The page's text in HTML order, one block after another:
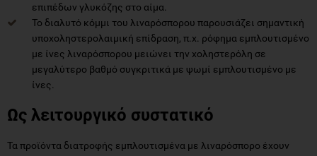
επιπέδων γλυκόζης στο αίμα.
Το διαλυτό κόμμι του λιναρόσπορου παρουσιάζει σημαντική
υποχοληστερολαιμική επίδραση, π.χ. ρόφημα εμπλουτισμένο
με ίνες λιναρόσπορου μειώνει την χοληστερόλη σε
μεγαλύτερο βαθμό συγκριτικά με ψωμί εμπλουτισμένο με
ίνες.
Ως λειτουργικό συστατικό
Τα προϊόντα διατροφής εμπλουτισμένα με λιναρόσπορο έχουν